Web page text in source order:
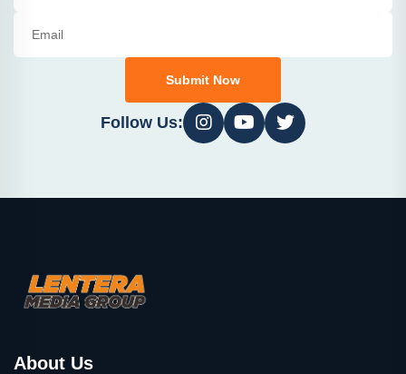
Submit Now
Follow Us:
About Us